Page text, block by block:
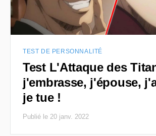
TEST DE PERSONNALITÉ
Test L'Attaque des
j'embrasse, j'épouse,
je tue !
Publié le 20 janv. 2022